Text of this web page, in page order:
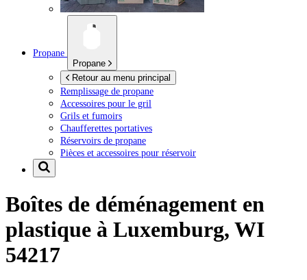
Propane
Propane
Retour au menu principal
Remplissage de propane
Accessoires pour le gril
Grils et fumoirs
Chaufferettes portatives
Réservoirs de propane
Pièces et accessoires pour réservoir
Boîtes de déménagement en
plastique à Luxemburg, WI
54217